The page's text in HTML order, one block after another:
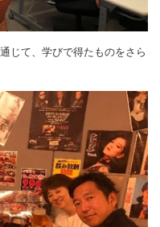
じて、学びで得たものをさら